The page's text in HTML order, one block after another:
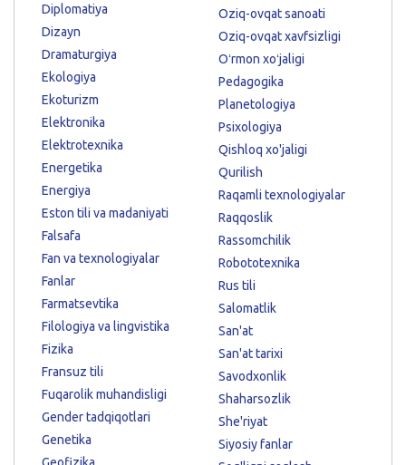
Diplomatiya
Dizayn
Dramaturgiya
Ekologiya
Ekoturizm
Elektronika
Elektrotexnika
Energetika
Energiya
Eston tili va madaniyati
Falsafa
Fan va texnologiyalar
Fanlar
Farmatsevtika
Filologiya va lingvistika
Fizika
Fransuz tili
Fuqarolik muhandisligi
Gender tadqiqotlari
Genetika
Oziq-ovqat sanoati
Oziq-ovqat xavfsizligi
Oʻrmon xoʻjaligi
Pedagogika
Planetologiya
Psixologiya
Qishloq xo'jaligi
Qurilish
Raqamli texnologiyalar
Raqqoslik
Rassomchilik
Robototexnika
Rus tili
Salomatlik
San'at
San'at tarixi
Savodxonlik
Shaharsozlik
She'riyat
Siyosiy fanlar